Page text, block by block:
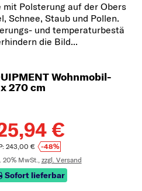
mit Polsterung auf der Obers
Schnee, Staub und Pollen.
und temperaturbestä
die Bild...
Wohnmobil-
270 cm
€
243,00 €
-48%
20% MwSt.,zzgl. Versand
Sofort lieferbar